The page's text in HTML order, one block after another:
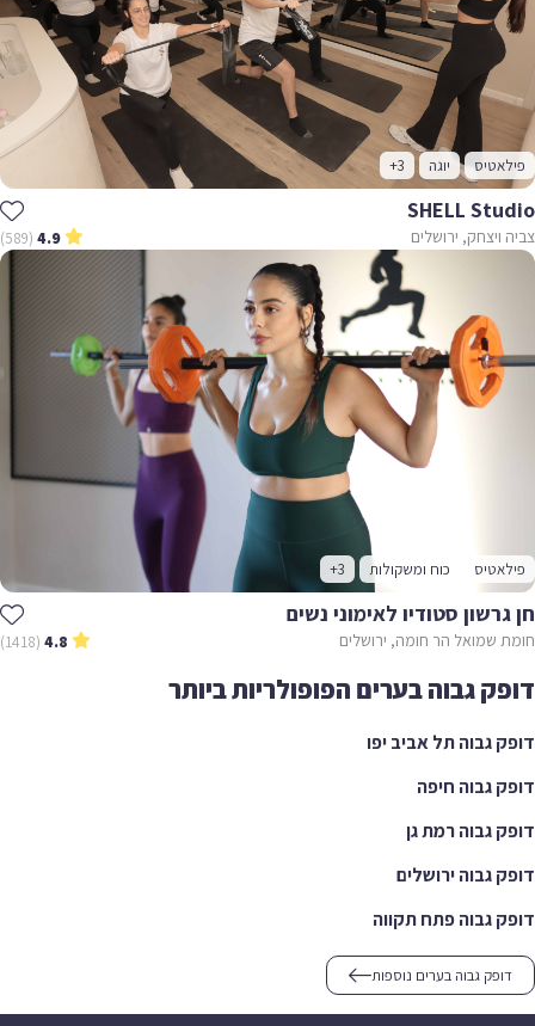
פילאטיס יוגה +3
SHELL Studio
צביה ויצחק, ירושלים 4.9
(589)
פילאטיס כוח ומשקולות +3
חן גרשון סטודיו לאימוני נשים
חומת שמואל הר חומה, ירושלים 4.8
(1418)
דופק גבוה בערים הפופולריות ביותר
דופק גבוה תל אביב יפו
דופק גבוה חיפה
דופק גבוה רמת גן
דופק גבוה ירושלים
דופק גבוה פתח תקווה
דופק גבוה בערים נוספות